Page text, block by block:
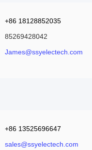
+86 18128852035
85269428042
James@ssyelectech.com
+86 13525696647
sales@ssyelectech.com